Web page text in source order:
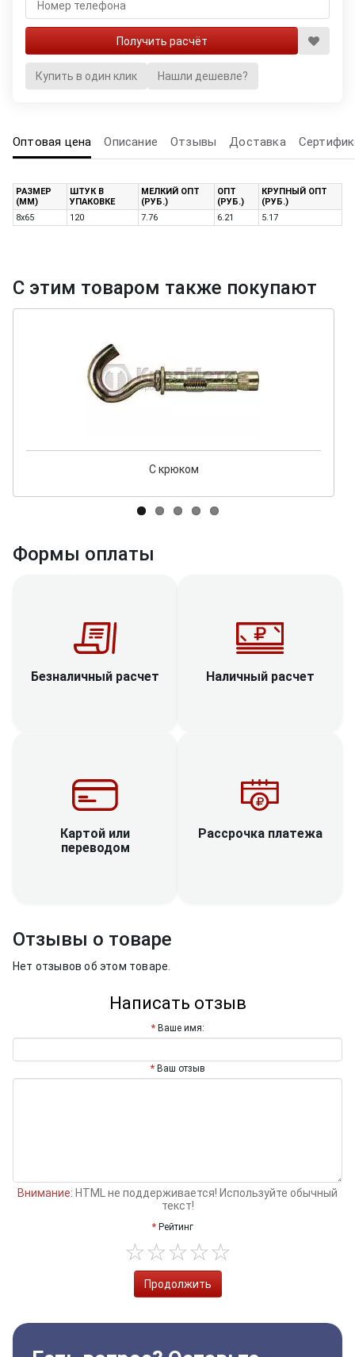
Купить в один клик Нашли дешевле?
Оптовая цена Описание Отзывы Доставка
РАЗМЕР
(ММ)
ШТУК В
УПАКОВКЕ
МЕЛКИЙ ОПТ
(РУБ.)
ОПТ
(РУБ.)
КРУПНЫЙ ОПТ
(РУБ.)
8х65
120 7.76 6.21 5.17
С этим товаром также покупают
С крюком
Формы оплаты
Безналичный расчет Наличный расчет
Картой или
переводом
Рассрочка платежа
Отзывы о товаре
Нет отзывов об этом товаре.
Написать отзыв
Ваше имя:
Ваш отзыв
Внимание: HTML не поддерживается! Используйте обычный
текст!
Рейтинг
Продолжить